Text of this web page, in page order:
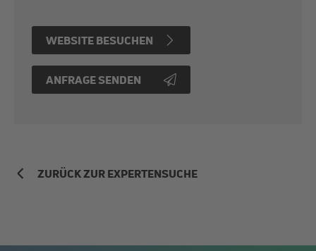
WEBSITE BESUCHEN
ANFRAGE SENDEN
ZURÜCK ZUR EXPERTENSUCHE